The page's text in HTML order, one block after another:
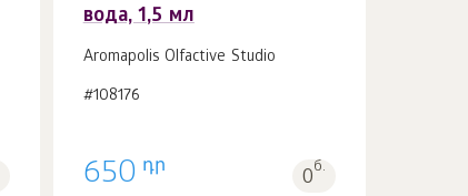
вода, 1,5 мл
Aromapolis Olfactive Studio
#108176
650 դր 0б.